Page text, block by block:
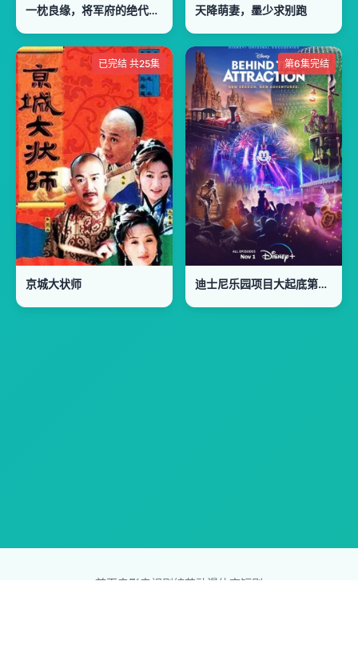
一枕良缘，将军府的绝代双丫鬟 天降萌妻，墨少求别跑
已完结 共25集
京城大状师
第6集完结
迪士尼乐园项目大起底第二季
首页电影电视剧综艺动漫体育短剧